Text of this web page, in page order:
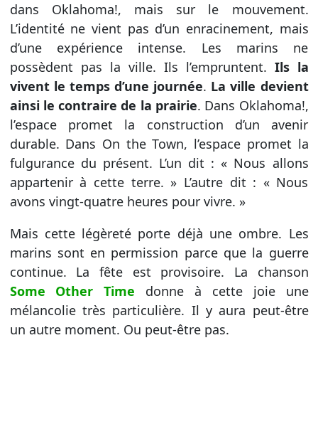
dans Oklahoma!, mais sur le mouvement.
L’identité ne vient pas d’un enracinement, mais
d’une expérience intense. Les marins ne
possèdent pas la ville. Ils l’empruntent. Ils la
vivent le temps d’une journée. La ville devient
ainsi le contraire de la prairie. Dans Oklahoma!,
l’espace promet la construction d’un avenir
durable. Dans On the Town, l’espace promet la
fulgurance du présent. L’un dit : « Nous allons
appartenir à cette terre. » L’autre dit : « Nous
avons vingt-quatre heures pour vivre. »
Mais cette légèreté porte déjà une ombre. Les
marins sont en permission parce que la guerre
continue. La fête est provisoire. La chanson
Some Other Time donne à cette joie une
mélancolie très particulière. Il y aura peut-être
un autre moment. Ou peut-être pas.